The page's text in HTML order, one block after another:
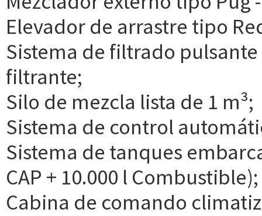
Elevador de arrastre tipo
Sistema de filtrado
filtrante;
Silo de mezcla lista de 1 m³;
Sistema de control
Sistema de tanques
CAP + 10.000 l Combustible);
Cabina de comando